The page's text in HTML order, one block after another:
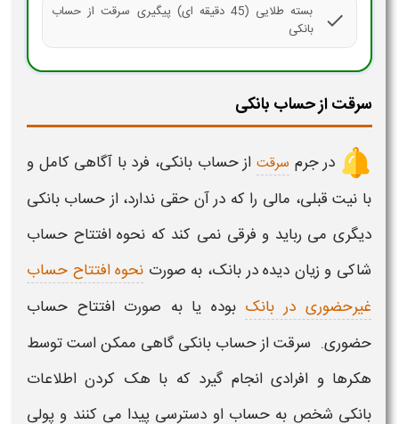
check
بسته طلایی (45 دقیقه ای) پیگیری سرقت از حساب
بانکی
سرقت از حساب بانکی
در جرم سرقت ازحساب بانکی، فرد با آگاهی کامل و
با نیت قبلی، مالی را که در آن حقی ندارد، ازحساب بانکی
دیگری می رباید و فرقی نمی کند که نحوه افتتاح حساب
شاکی و زیان دیده در بانک، به صورت نحوه افتتاح حساب
غیرحضوری در بانک بوده یا به صورت افتتاح حساب
حضوری. سرقت از حساب بانکی گاهی ممکن است توسط
هکرها و افرادی انجام گیرد که با هک کردن اطلاعات
بانکی شخص به حساب او دسترسی پیدا می کنند و پولی